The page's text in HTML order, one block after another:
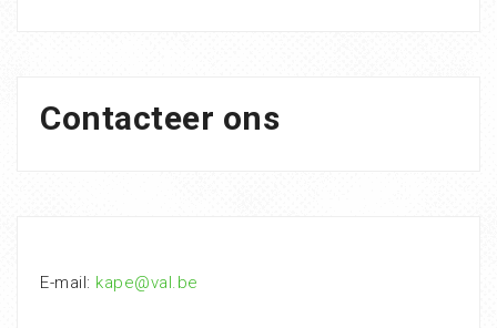
Contacteer ons
E-mail: kape@val.be